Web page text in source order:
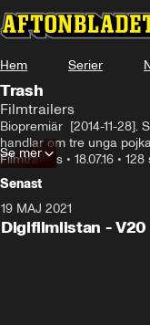
Hem Serier
Trash
Filmtrailers
Biopremiär  [2014-11-28].
handlar om tre unga
plånbok på soptippen där
många mäktiga män
snart i fara för sina liv.
TRASH är inspelad i Rio
Filmtrailers • 18.07.16 • 128
Se mer
Senast
19 MAJ 2021
Digifilmlistan - V20